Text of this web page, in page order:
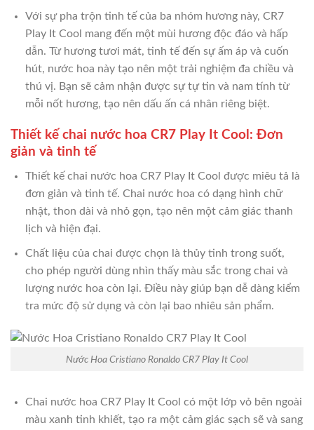
Với sự pha trộn tinh tế của ba nhóm hương này, CR7
Play It Cool mang đến một mùi hương độc đáo và hấp
dẫn. Từ hương tươi mát, tinh tế đến sự ấm áp và cuốn
hút, nước hoa này tạo nên một trải nghiệm đa chiều và
thú vị. Bạn sẽ cảm nhận được sự tự tin và nam tính từ
mỗi nốt hương, tạo nên dấu ấn cá nhân riêng biệt.
Thiết kế chai nước hoa CR7 Play It Cool: Đơn
giản và tinh tế
Thiết kế chai nước hoa CR7 Play It Cool được miêu tả là
đơn giản và tinh tế. Chai nước hoa có dạng hình chữ
nhật, thon dài và nhỏ gọn, tạo nên một cảm giác thanh
lịch và hiện đại.
Chất liệu của chai được chọn là thủy tinh trong suốt,
cho phép người dùng nhìn thấy màu sắc trong chai và
lượng nước hoa còn lại. Điều này giúp bạn dễ dàng kiểm
tra mức độ sử dụng và còn lại bao nhiêu sản phẩm.
Nước Hoa Cristiano Ronaldo CR7 Play It Cool
Chai nước hoa CR7 Play It Cool có một lớp vỏ bên ngoài
màu xanh tinh khiết, tạo ra một cảm giác sạch sẽ và sang